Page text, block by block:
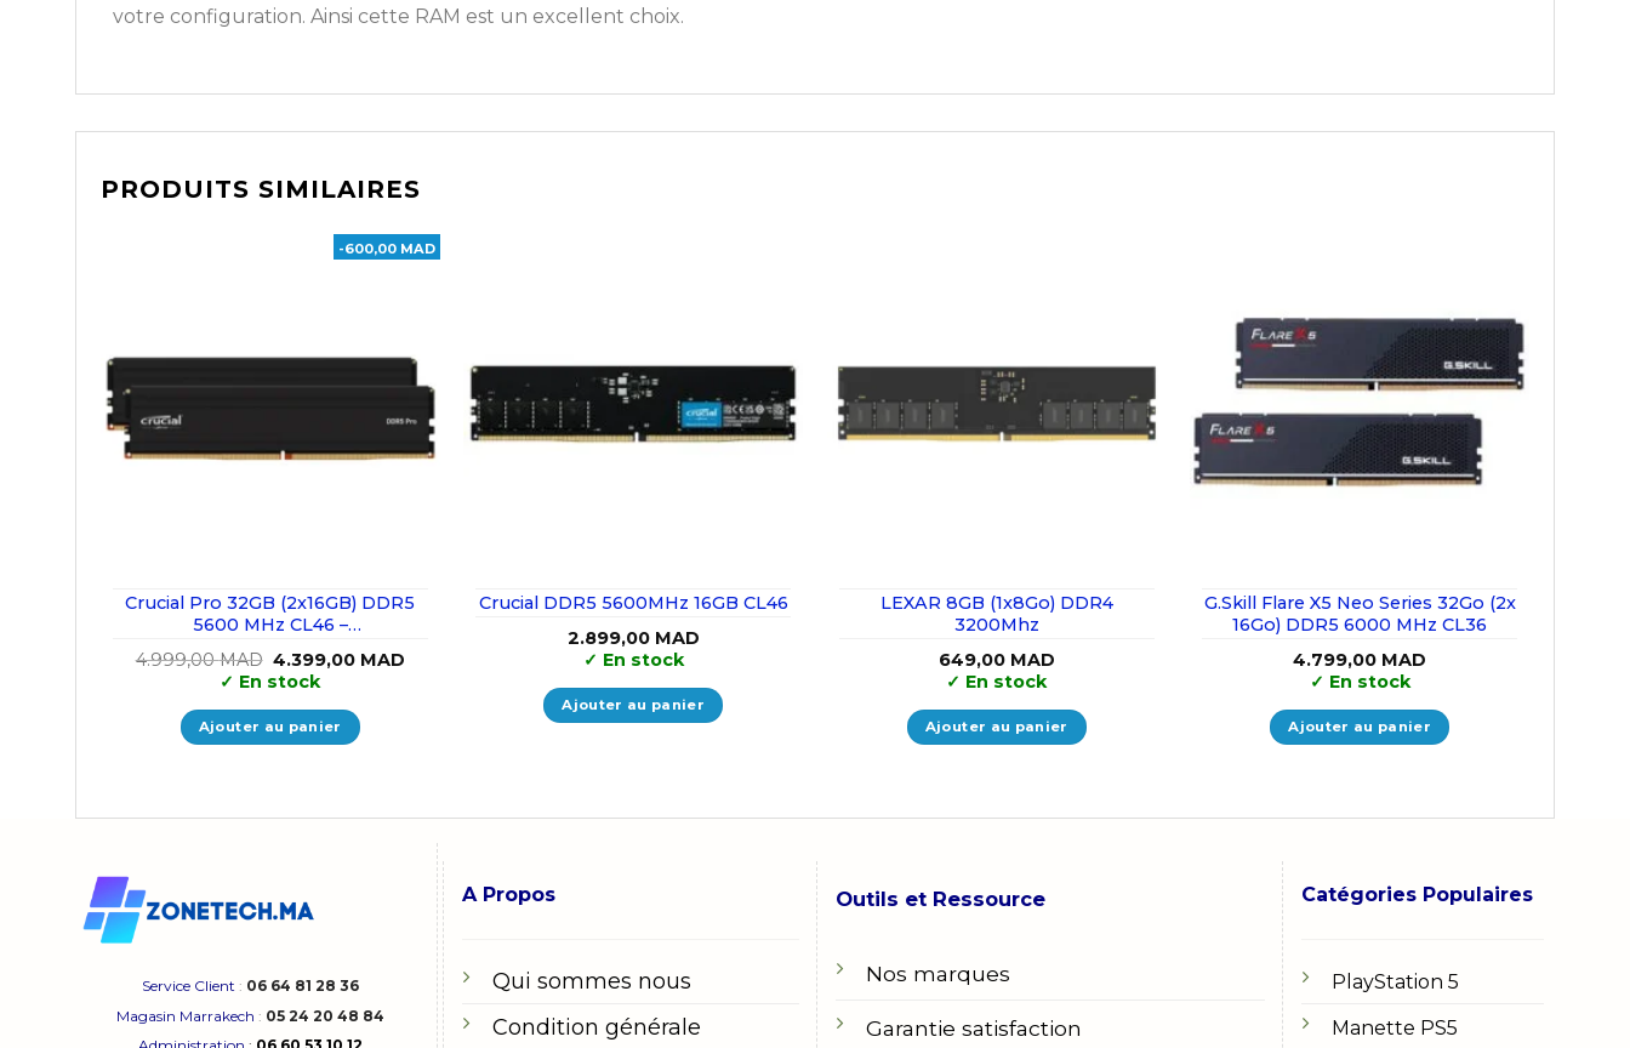
votre configuration. Ainsi cette RAM est un excellent choix.
PRODUITS SIMILAIRES
-600,00 MAD
Crucial Pro 32GB (2x16GB) DDR5
5600 MHz CL46 –
4.999,00MAD Le
prix
initial
était :
4.999,00 MAD.
4.399,00 MADLe
✓ En stock
Ajouter au panier
Crucial DDR5 5600MHz 16GB CL46
2.899,00 MAD
✓ En stock
Ajouter au panier
LEXAR 8GB (1x8Go) DDR4
3200Mhz
649,00 MAD
✓ En stock
Ajouter au panier
G.Skill Flare X5 Neo Series 32Go (2x
16Go) DDR5 6000 MHz CL36
4.799,00 MAD
✓ En stock
Ajouter au panier
Service Client : 06 64 81 28 36
Magasin Marrakech : 05 24 20 48 84
A Propos
Qui sommes nous
Condition générale
Outils et Ressource
Nos marques
Garantie satisfaction
Catégories Populaires
PlayStation 5
Manette PS5